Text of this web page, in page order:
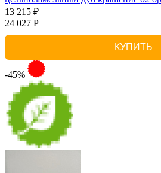
13 215 ₽
24 027 Р
КУПИТЬ
-45%